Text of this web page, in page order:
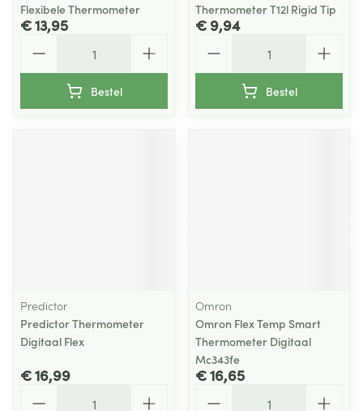
Flexibele Thermometer
€ 13,95
Bestel
Thermometer T12l Rigid Tip
€ 9,94
Bestel
Predictor
Predictor Thermometer
Digitaal Flex
€ 16,99
Omron
Omron Flex Temp Smart
Thermometer Digitaal
Mc343fe
€ 16,65